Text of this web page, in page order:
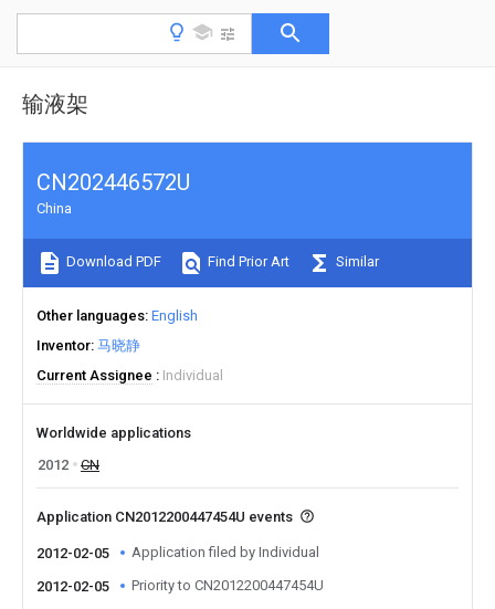
输液架
CN202446572U
China
Download PDF Find Prior Art Similar
Other languages English
Inventor 马晓静
Current Assignee
Individual
Worldwide applications
2012
CN
Application CN2012200447454U events
2012-02-05 Application filed by Individual
2012-02-05 Priority to CN2012200447454U